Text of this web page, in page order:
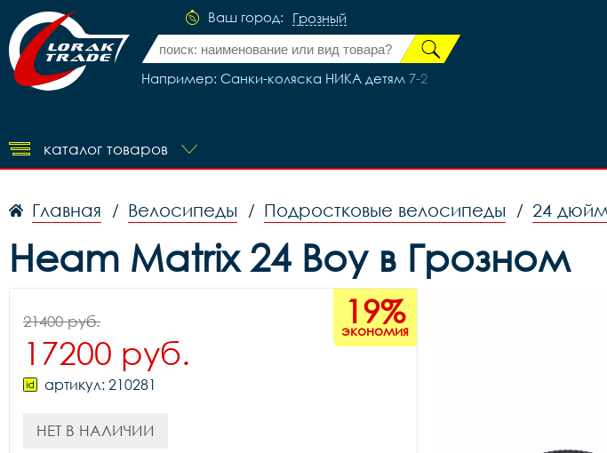
Ваш город: Грозный
Например: Санки-коляска НИКА детям 7-2
каталог товаров
Главная / Велосипеды / Подростковые велосипеды / 24
Heam Matrix 24 Boy в Грозном
19%
экономия
21400 руб.
17200 руб.
артикул: 210281
НЕТ В НАЛИЧИИ